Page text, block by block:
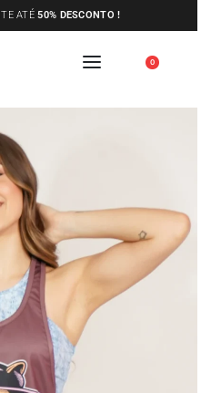
ATÉ50% DESCONTO !
0